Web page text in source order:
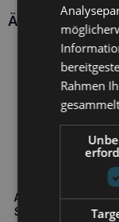
Ähnliche
Amiplay
Samba L Schwarz
Rahmen